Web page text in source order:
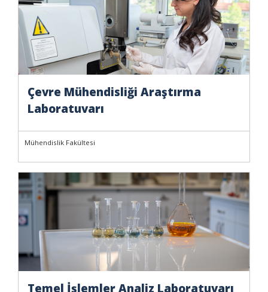
Çevre Mühendisliği Araştırma
Laboratuvarı
Mühendislik Fakültesi
Temel İşlemler Analiz Laboratuvarı